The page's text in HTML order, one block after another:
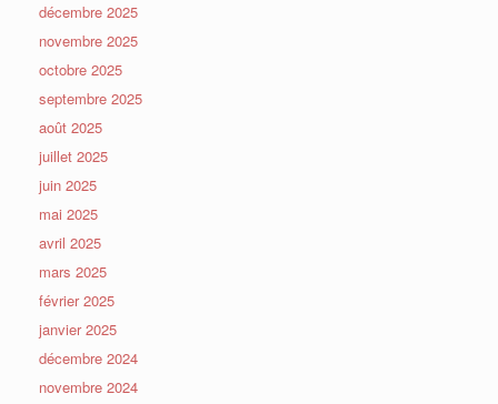
décembre 2025
novembre 2025
octobre 2025
septembre 2025
août 2025
juillet 2025
juin 2025
mai 2025
avril 2025
mars 2025
février 2025
janvier 2025
décembre 2024
novembre 2024